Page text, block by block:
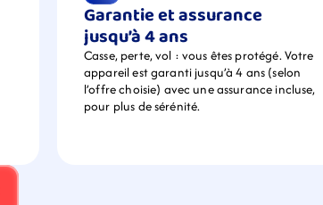
Garantie et assurance
jusqu’à 4 ans
Casse, perte, vol : vous êtes protégé. Votre
appareil est garanti jusqu’à 4 ans (selon
l’offre choisie) avec une assurance incluse,
pour plus de sérénité.